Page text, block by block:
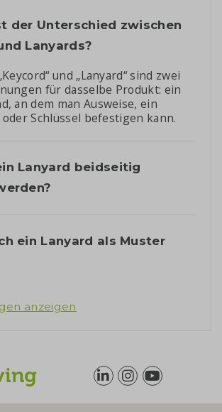
der Unterschied zwischen
Lanyards?
und „Lanyard“ sind zwei
für dasselbe Produkt: ein
an dem man Ausweise, ein
Schlüssel befestigen kann.
Lanyard beidseitig
ein Lanyard als Muster
anzeigen